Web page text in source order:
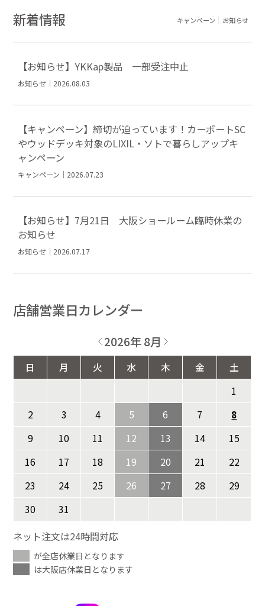
新着情報 キャンペーン お知らせ
【お知らせ】YKKap製品 一部受注中止
お知らせ｜2026.08.03
【キャンペーン】締切が迫っています！カーポートSC
やウッドデッキ対象のLIXIL・ソトで暮らしアップキ
ャンペーン
キャンペーン｜2026.07.23
【お知らせ】7月21日 大阪ショールーム臨時休業の
お知らせ
お知らせ｜2026.07.17
店舗営業日カレンダー
2026年 8月
日 月 火 水 木 金
土
1
2
3 4 5 6 7
8
9
10 11 12 13 14
15
16
17 18 19 20 21
22
23
24 25 26 27 28
29
30
31
ネット注文は24時間対応
が全店休業日となります
は大阪店休業日となります